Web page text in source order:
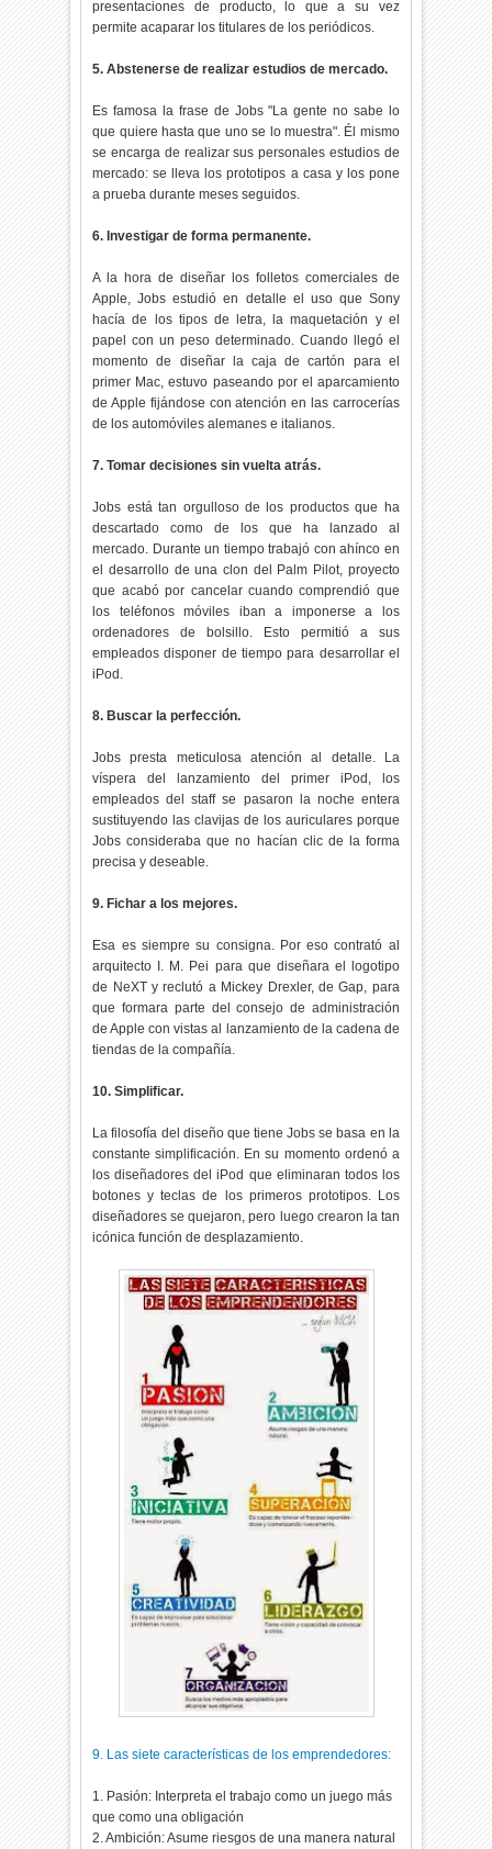
presentaciones de producto, lo que a su vez
permite acaparar los titulares de los periódicos.
5. Abstenerse de realizar estudios de mercado.
Es famosa la frase de Jobs "La gente no sabe lo
que quiere hasta que uno se lo muestra". Él mismo
se encarga de realizar sus personales estudios de
mercado: se lleva los prototipos a casa y los pone
a prueba durante meses seguidos.
6. Investigar de forma permanente.
A la hora de diseñar los folletos comerciales de
Apple, Jobs estudió en detalle el uso que Sony
hacía de los tipos de letra, la maquetación y el
papel con un peso determinado. Cuando llegó el
momento de diseñar la caja de cartón para el
primer Mac, estuvo paseando por el aparcamiento
de Apple fijándose con atención en las carrocerías
de los automóviles alemanes e italianos.
7. Tomar decisiones sin vuelta atrás.
Jobs está tan orgulloso de los productos que ha
descartado como de los que ha lanzado al
mercado. Durante un tiempo trabajó con ahínco en
el desarrollo de una clon del Palm Pilot, proyecto
que acabó por cancelar cuando comprendió que
los teléfonos móviles iban a imponerse a los
ordenadores de bolsillo. Esto permitió a sus
empleados disponer de tiempo para desarrollar el
iPod.
8. Buscar la perfección.
Jobs presta meticulosa atención al detalle. La
víspera del lanzamiento del primer iPod, los
empleados del staff se pasaron la noche entera
sustituyendo las clavijas de los auriculares porque
Jobs consideraba que no hacían clic de la forma
precisa y deseable.
9. Fichar a los mejores.
Esa es siempre su consigna. Por eso contrató al
arquitecto I. M. Pei para que diseñara el logotipo
de NeXT y reclutó a Mickey Drexler, de Gap, para
que formara parte del consejo de administración
de Apple con vistas al lanzamiento de la cadena de
tiendas de la compañía.
10. Simplificar.
La filosofía del diseño que tiene Jobs se basa en la
constante simplificación. En su momento ordenó a
los diseñadores del iPod que eliminaran todos los
botones y teclas de los primeros prototipos. Los
diseñadores se quejaron, pero luego crearon la tan
icónica función de desplazamiento.
9. Las siete características de los emprendedores:
1. Pasión: Interpreta el trabajo como un juego más
que como una obligación
2. Ambición: Asume riesgos de una manera natural